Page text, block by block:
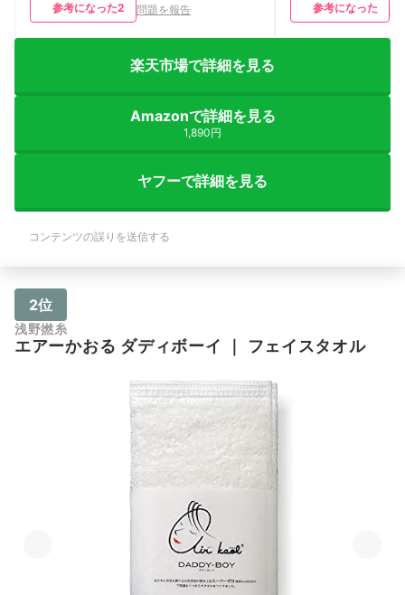
参考になった2 問題を報告 参考になった
楽天市場で詳細を見る
Amazonで詳細を見る
1,890円
ヤフーで詳細を見る
コンテンツの誤りを送信する
2位
浅野撚糸
エアーかおる ダディボーイ フェイスタオル